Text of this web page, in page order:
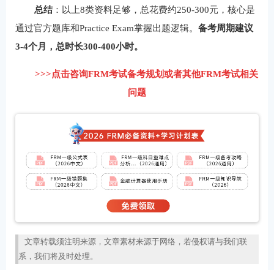
总结：以上8类资料足够，总花费约250-300元，核心是
通过官方题库和Practice Exam掌握出题逻辑。 备考周期建议
3-4个月，总时长300-400小时。
>>>点击咨询FRM考试备考规划或者其他FRM考试相关
问题
文章转载须注明来源，文章素材来源于网络，若侵权请与我们联
系，我们将及时处理。